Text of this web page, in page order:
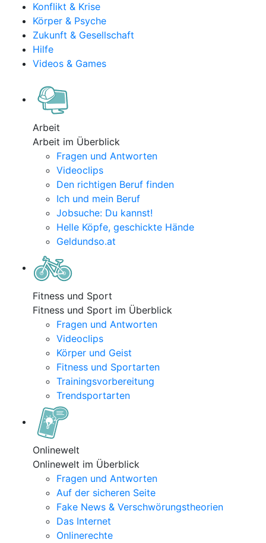
Konflikt & Krise
Körper & Psyche
Zukunft & Gesellschaft
Hilfe
Videos & Games
Arbeit
Arbeit im Überblick
Fragen und Antworten
Videoclips
Den richtigen Beruf finden
Ich und mein Beruf
Jobsuche: Du kannst!
Helle Köpfe, geschickte Hände
Geldundso.at
Fitness und Sport
Fitness und Sport im Überblick
Fragen und Antworten
Videoclips
Körper und Geist
Fitness und Sportarten
Trainingsvorbereitung
Trendsportarten
Onlinewelt
Onlinewelt im Überblick
Fragen und Antworten
Auf der sicheren Seite
Fake News & Verschwörungstheorien
Das Internet
Onlinerechte